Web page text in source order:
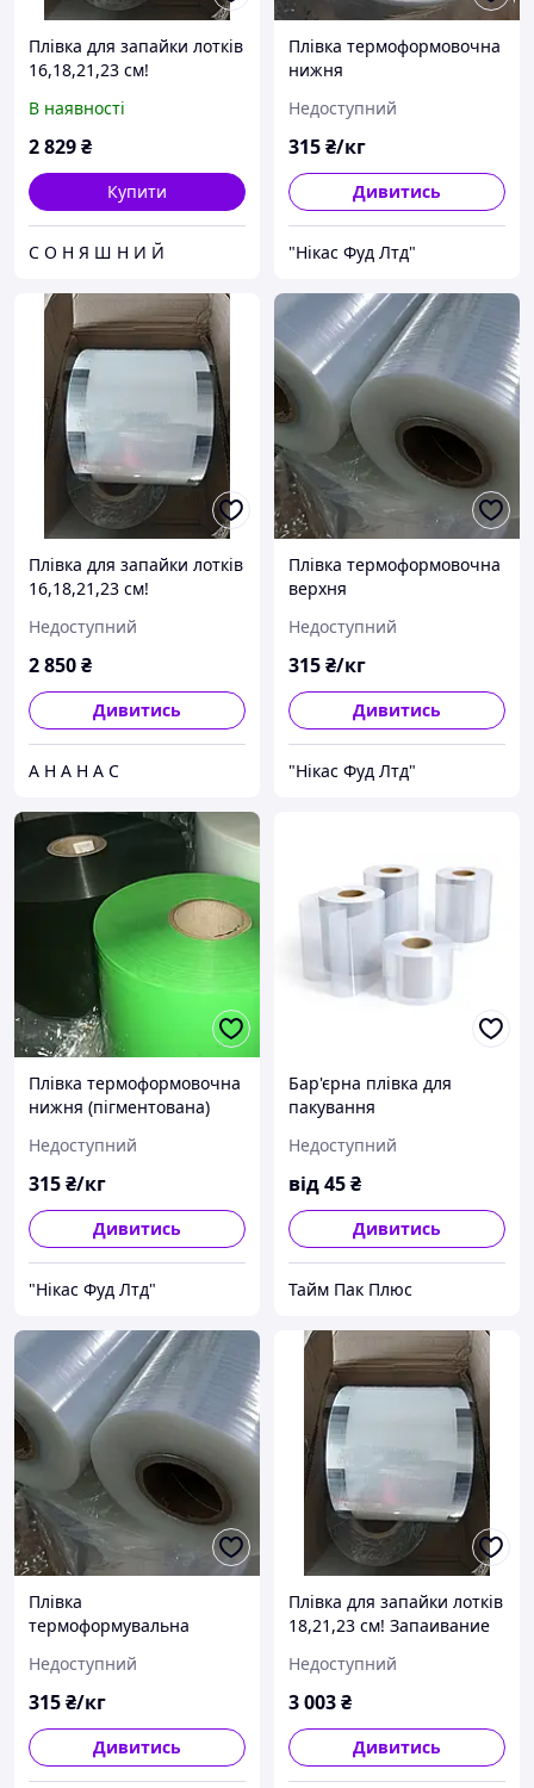
Плівка для запайки лотків
16,18,21,23 см!
В наявності
2 829₴
Купити
С О Н Я Ш Н И Й
Плівка термоформовочна
нижня
Недоступний
315₴/кг
Дивитись
"Нікас Фуд Лтд"
Плівка для запайки лотків
16,18,21,23 см!
Недоступний
2 850₴
Дивитись
А Н А Н А С
Плівка термоформовочна
верхня
Недоступний
315₴/кг
Дивитись
"Нікас Фуд Лтд"
Плівка термоформовочна
нижня (пігментована)
Недоступний
315₴/кг
Дивитись
"Нікас Фуд Лтд"
Бар'єрна плівка для
пакування
Недоступний
від45₴
Дивитись
Тайм Пак Плюс
Плівка
термоформувальна
(друкована)
Недоступний
315₴/кг
Дивитись
Плівка для запайки лотків
18,21,23 см! Запаивание
Недоступний
3 003₴
Дивитись